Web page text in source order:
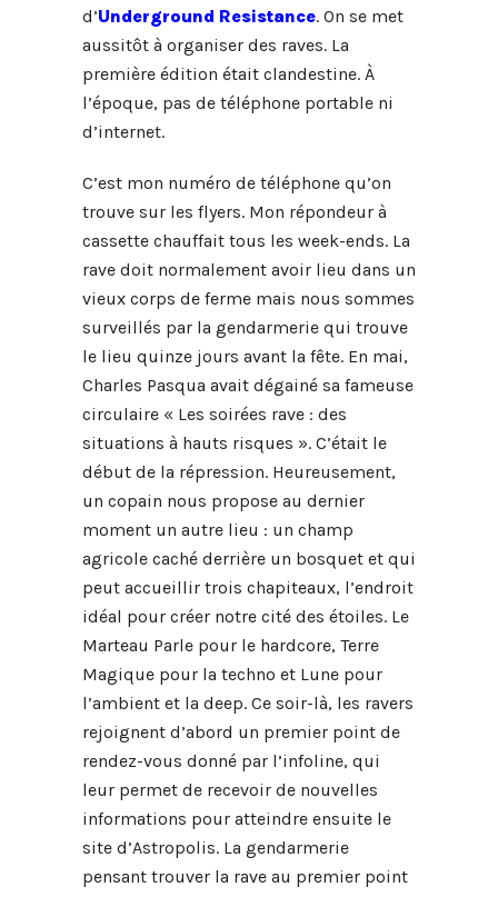
d’Underground Resistance. On se met
aussitôt à organiser des raves. La
première édition était clandestine. À
l’époque, pas de téléphone portable ni
d’internet.
C’est mon numéro de téléphone qu’on
trouve sur les flyers. Mon répondeur à
cassette chauffait tous les week-ends. La
rave doit normalement avoir lieu dans un
vieux corps de ferme mais nous sommes
surveillés par la gendarmerie qui trouve
le lieu quinze jours avant la fête. En mai,
Charles Pasqua avait dégainé sa fameuse
circulaire « Les soirées rave : des
situations à hauts risques ». C’était le
début de la répression. Heureusement,
un copain nous propose au dernier
moment un autre lieu : un champ
agricole caché derrière un bosquet et qui
peut accueillir trois chapiteaux, l’endroit
idéal pour créer notre cité des étoiles. Le
Marteau Parle pour le hardcore, Terre
Magique pour la techno et Lune pour
l’ambient et la deep. Ce soir-là, les ravers
rejoignent d’abord un premier point de
rendez-vous donné par l’infoline, qui
leur permet de recevoir de nouvelles
informations pour atteindre ensuite le
site d’Astropolis. La gendarmerie
pensant trouver la rave au premier point